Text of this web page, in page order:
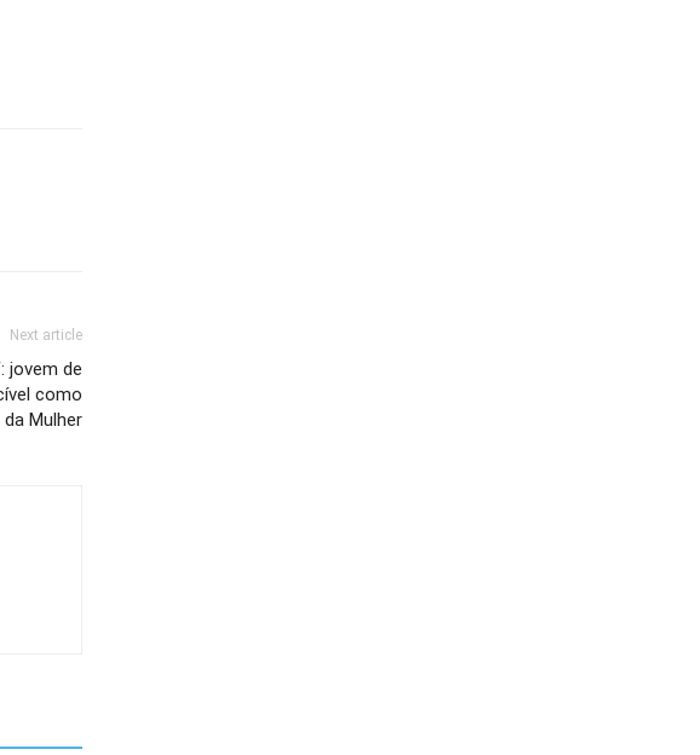
Next article
jovem de
como
Mulher